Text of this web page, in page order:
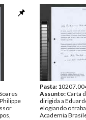
Pasta:
Assunto: Carta
dirigida a
elogiando o
Academia